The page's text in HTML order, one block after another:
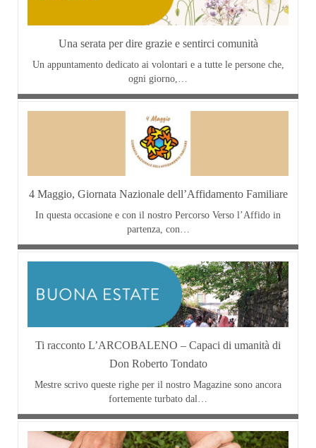
Una serata per dire grazie e sentirci comunità
Un appuntamento dedicato ai volontari e a tutte le persone che,
ogni giorno,…
4 Maggio, Giornata Nazionale dell’Affidamento Familiare
In questa occasione e con il nostro Percorso Verso l’Affido in
partenza, con…
Ti racconto L’ARCOBALENO – Capaci di umanità di
Don Roberto Tondato
Mestre scrivo queste righe per il nostro Magazine sono ancora
fortemente turbato dal…